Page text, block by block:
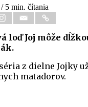
/ 5 min. čítania
loď Joj môže
z dielne Jojky
matadorov.